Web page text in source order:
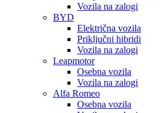
Vozila na zalogi
BYD
Električna vozila
Priključni hibridi
Vozila na zalogi
Leapmotor
Osebna vozila
Vozila na zalogi
Alfa Romeo
Osebna vozila